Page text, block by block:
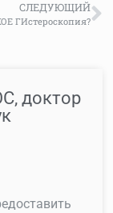
СЛЕДУЮЩИЙ
ГИстероскопия?
доктор